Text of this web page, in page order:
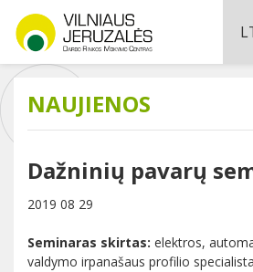
NAUJIENOS
Dažninių pavarų
2019 08 29
Seminaras skirtas: elektros,
valdymo irpanašaus profilio